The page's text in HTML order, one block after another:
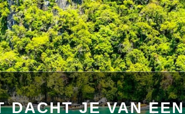
DACHT JE VAN EEN